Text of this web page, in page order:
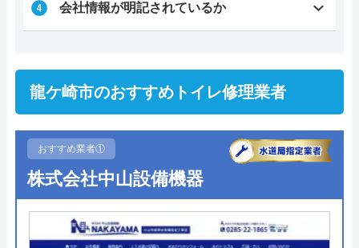
会社情報が明記されているか
龍ケ崎市のおすすめトイレ修理業者
おすすめ業者①
株式会社中山設備機器